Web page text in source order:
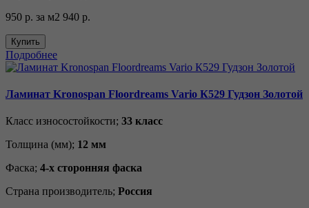
950 р. за м2 940 р.
Купить
Подробнее
Ламинат Kronospan Floordreams Vario К529 Гудзон Золотой
Класс износостойкости; 33 класс
Толщина (мм); 12 мм
Фаска; 4-х сторонняя фаска
Страна производитель; Россия